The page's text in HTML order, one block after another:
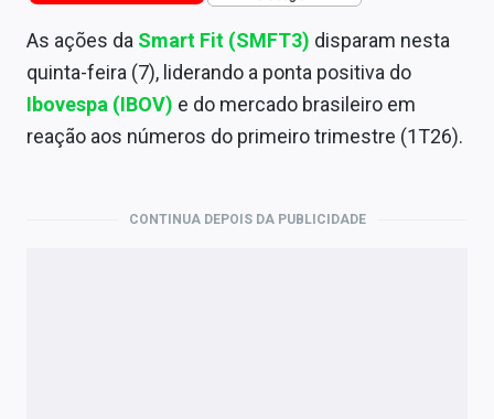
Renda Fixa
Finanças Pessoais
Mercados
As ações da Smart Fit (SMFT3) disparam nesta
quinta-feira (7), liderando a ponta positiva do
Ibovespa (IBOV) e do mercado brasileiro em
reação aos números do primeiro trimestre (1T26).
CONTINUA DEPOIS DA PUBLICIDADE